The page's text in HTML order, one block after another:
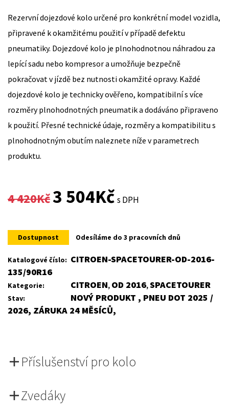
Rezervní dojezdové kolo určené pro konkrétní model vozidla,
připravené k okamžitému použití v případě defektu
pneumatiky. Dojezdové kolo je plnohodnotnou náhradou za
lepící sadu nebo kompresor a umožňuje bezpečně
pokračovat v jízdě bez nutnosti okamžité opravy. Každé
dojezdové kolo je technicky ověřeno, kompatibilní s více
rozměry plnohodnotných pneumatik a dodáváno připraveno
k použití. Přesné technické údaje, rozměry a kompatibilitu s
plnohodnotným obutím naleznete níže v parametrech
produktu.
4 420Kč
Original
was:
4
420Kč.
3 504KčCurrent
is:
3
s DPH
Dostupnost Odesíláme do 3 pracovních dnů
Katalogové číslo: CITROEN-SPACETOURER-OD-2016-
135/90R16
Kategorie: CITROEN, OD 2016,SPACETOURER
Stav:
NOVÝ PRODUKT , PNEU DOT 2025 /
2026, ZÁRUKA 24 MĚSÍCŮ,
Příslušenství pro kolo
Zvedáky